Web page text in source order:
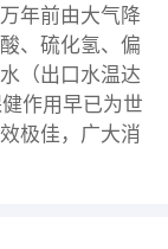
年前由大气降
、硫化氢、偏
（出口水温达
作用早已为世
极佳，广大消